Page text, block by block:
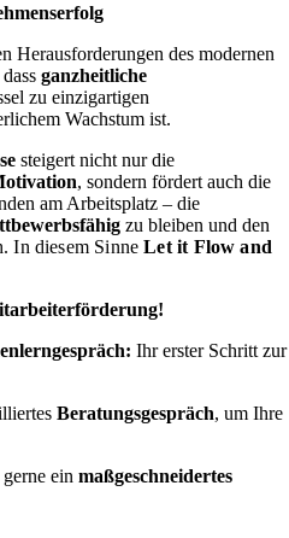
Herausforderungen des modernen
dassganzheitliche
zu einzigartigen
Wachstum ist.
steigert nicht nur die
, sondern fördert auch die
am Arbeitsplatz – die
zu bleiben und den
In diesem Sinne Let it Flow and
Ihr erster Schritt zur
Beratungsgespräch, um Ihre
gerne einmaßgeschneidertes